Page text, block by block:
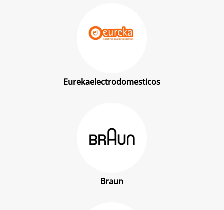
Eurekaelectrodomesticos
Braun